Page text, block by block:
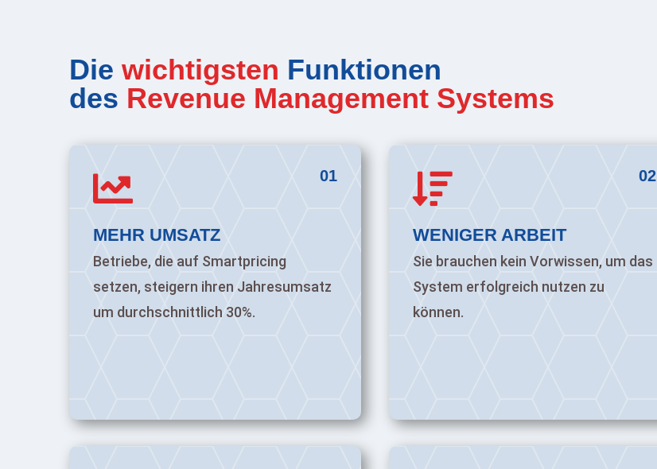
Die wichtigsten Funktionen
des Revenue Management Systems
01

MEHR UMSATZ
Betriebe, die auf Smartpricing
setzen, steigern ihren Jahresumsatz
um durchschnittlich 30%.
02

WENIGER ARBEIT
Sie brauchen kein Vorwissen, um das
System erfolgreich nutzen zu
können.